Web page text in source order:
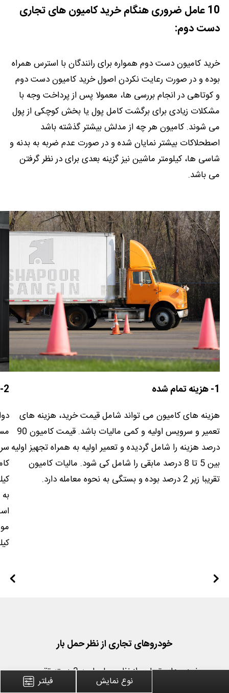
فیلتر نوع نمایش
10 عامل ضروری هنگام خرید کامیون های تجاری
دست دوم:
خرید کامیون دست دوم همواره برای رانندگان با استرس همراه
بوده و در صورت رعایت نکردن اصول خرید کامیون دست دوم
و کوتاهی در انجام بررسی ها، معمولا پس از پرداخت وجه با
مشکلات زیادی برای برگشت کامل پول یا بخش کوچکی از پول
می شوند. کامیون هر چه از مدلش بیشتر گذشته باشد
اصطحلاکات بیشتر نمایان شده و در صورت عدم ضربه به بدنه و
شاسی ها، کیلومتر ماشین نیز گزینه بعدی برای در نظر گرفتن
می باشد.
1- هزینه تمام شده
هزینه های کامیون می تواند شامل قیمت خرید، هزینه های
تعمیر و سرویس اولیه و کمی مالیات باشد. قیمت کامیون 90
درصد هزینه را شامل گردیده و تعمیر اولیه به همراه تجهیز اولیه
بین 5 تا 8 درصد مابقی را شامل کی شود. مالیات کامیون
تقریبا زیر 2 درصد بوده و بستگی به نحوه معامله دارد.
2- ماندگاری
خودروهای تجاری از نظر حمل بار
خودروهای تجاری از نظر حمل بار به 3 دسته تقسیم
می شوند: